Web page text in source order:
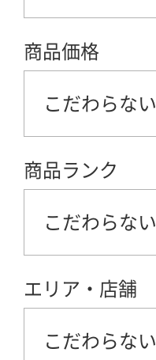
商品価格
こだわらない
商品ランク
こだわらない
エリア・店舗
こだわらない